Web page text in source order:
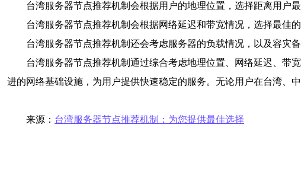
台湾服务器节点推荐机制会根据用户的地理位置，选择距离用户
台湾服务器节点推荐机制会根据网络延迟和带宽情况，选择最佳
台湾服务器节点推荐机制还会考虑服务器的负载情况，以及容灾
台湾服务器节点推荐机制通过综合考虑地理位置、网络延迟、带
进的网络基础设施，为用户提供快速稳定的服务。无论用户在台湾、
来源： 台湾服务器节点推荐机制：为您提供最佳选择